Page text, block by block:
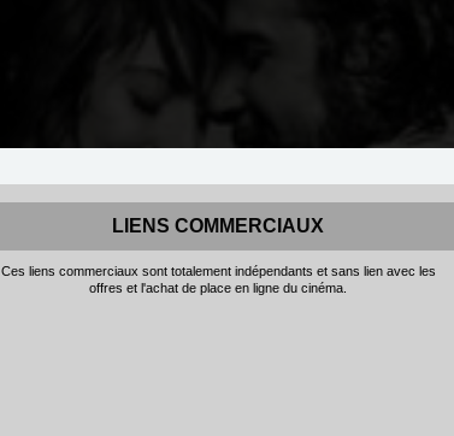
LIENS COMMERCIAUX
Ces liens commerciaux sont totalement indépendants et sans lien avec les
offres et l'achat de place en ligne du cinéma.